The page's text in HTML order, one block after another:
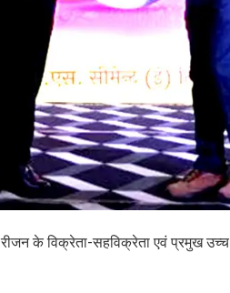
के विक्रेता-सहविक्रेता एवं प्रमुख उच्च